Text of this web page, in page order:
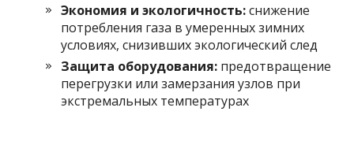
Экономия и экологичность:снижение
потребления газа в умеренных зимних
условиях, снизивших экологический след
Защита оборудования: предотвращение
перегрузки или замерзания узлов при
экстремальных температурах